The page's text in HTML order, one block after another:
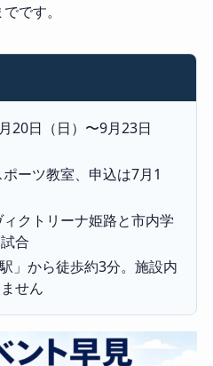
です。
20日（日）〜9月23日
ーツ教室、申込は7月1
クトリーナ姫路と市内学
合
」から徒歩約3分。施設内
せん